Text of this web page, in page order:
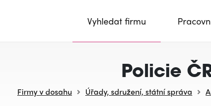
Vyhledat firmu
Policie
Firmy v dosahu Úřady, sdružení, státní správa